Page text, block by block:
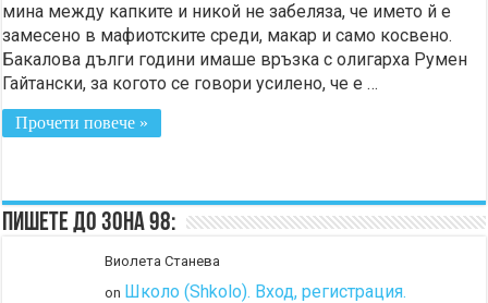
мина между капките и никой не забеляза, че името й е
замесено в мафиотските среди, макар и само косвено.
Бакалова дълги години имаше връзка с олигарха Румен
Гайтански, за когото се говори усилено, че е …
Прочети повече »
Пишете до Зона 98:
Виолета Станева
on Школо (Shkolo). Вход, регистрация.